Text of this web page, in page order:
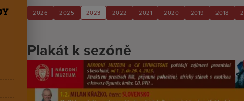
2026 2025 2023 2022 2021 2020 2019 2018
Plakát k sezóně